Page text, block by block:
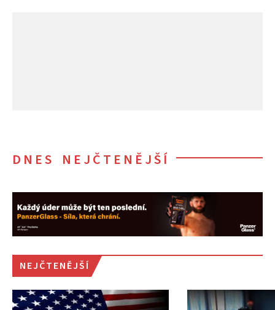
DNES NEJČTENĚJŠÍ
NEJČTENĚJŠÍ